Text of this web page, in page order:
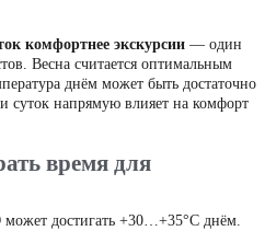
комфортнее экскурсии — один
Весна считается оптимальным
днём может быть достаточно
суток напрямую влияет на комфорт
время для
достигать +30…+35°C днём.